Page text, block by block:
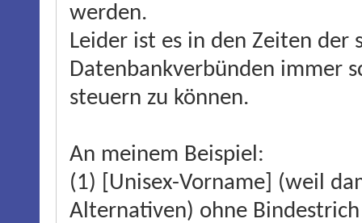
werden.
Leider ist es in den Zeiten
Datenbankverbünden immer
steuern zu können.
An meinem Beispiel:
(1) [Unisex-Vorname] (weil
Alternativen) ohne